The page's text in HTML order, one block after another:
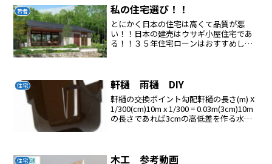
若者 私の住宅選び！！
とにかく日本の住宅は高くて品質が悪
い！！日本の建売はウサギ小屋住宅であ
る！！３５年住宅ローンはおすすめしな
てる！！メンテナンスはDI...
住宅 軒樋 雨樋 DIY
軒樋の交換ポイント勾配軒樋の長さ(m) X
1/300(cm)10m x 1/300 = 0.03m(3cm)10m
の長さであれば3cmの高低差を作る水糸
住宅 木工 参考動画